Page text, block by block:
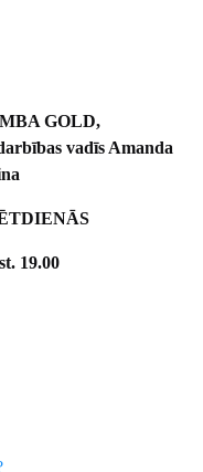
GOLD,
vadīs Amanda
19.00